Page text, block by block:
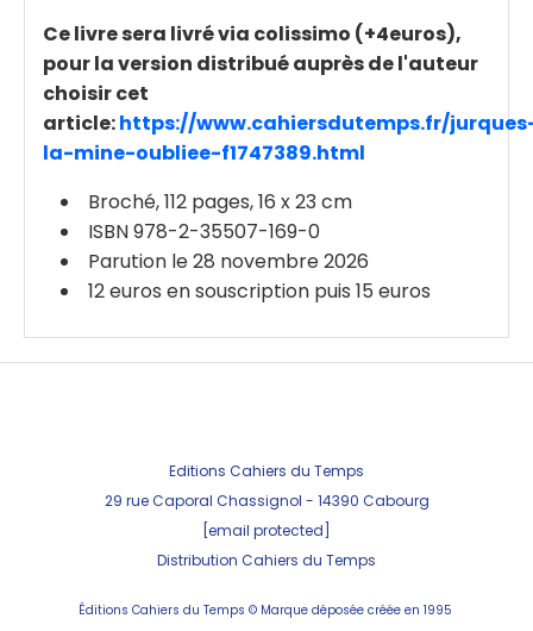
Ce livre sera livré via colissimo (+4euros),
pour la version distribué auprès de l'auteur
choisir cet
article:https://www.cahiersdutemps.fr/
la-mine-oubliee-f1747389.html
Broché, 112 pages, 16 x 23 cm
ISBN 978-2-35507-169-0
Parution le 28 novembre 2026
12 euros en souscription puis 15 euros
Editions Cahiers du Temps
29 rue Caporal Chassignol - 14390 Cabourg
[email protected]
Distribution Cahiers du Temps
Éditions Cahiers du Temps © Marque déposée créée en 1995